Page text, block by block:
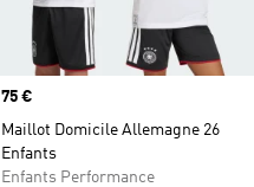
Prix
75 €
Maillot Domicile Allemagne 26
Enfants
Enfants Performance